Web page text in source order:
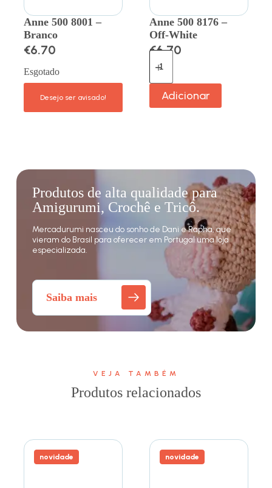
Anne 500 8001 –
Branco
€6.70
Esgotado
Anne 500 8176 –
Off-White
€6.70
Adicionar
Produtos de alta qualidade para
Amigurumi, Crochê e Tricô.
Mercadurumi nasceu do sonho de Dani e Rapha, que
vieram do Brasil para oferecer em Portugal uma loja
especializada.
Saiba mais
VEJA TAMBÉM
Produtos relacionados
novidade novidade